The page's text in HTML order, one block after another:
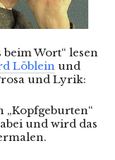
Wort“ lesen
Löblein und
und Lyrik:
„Kopfgeburten“
und wird das